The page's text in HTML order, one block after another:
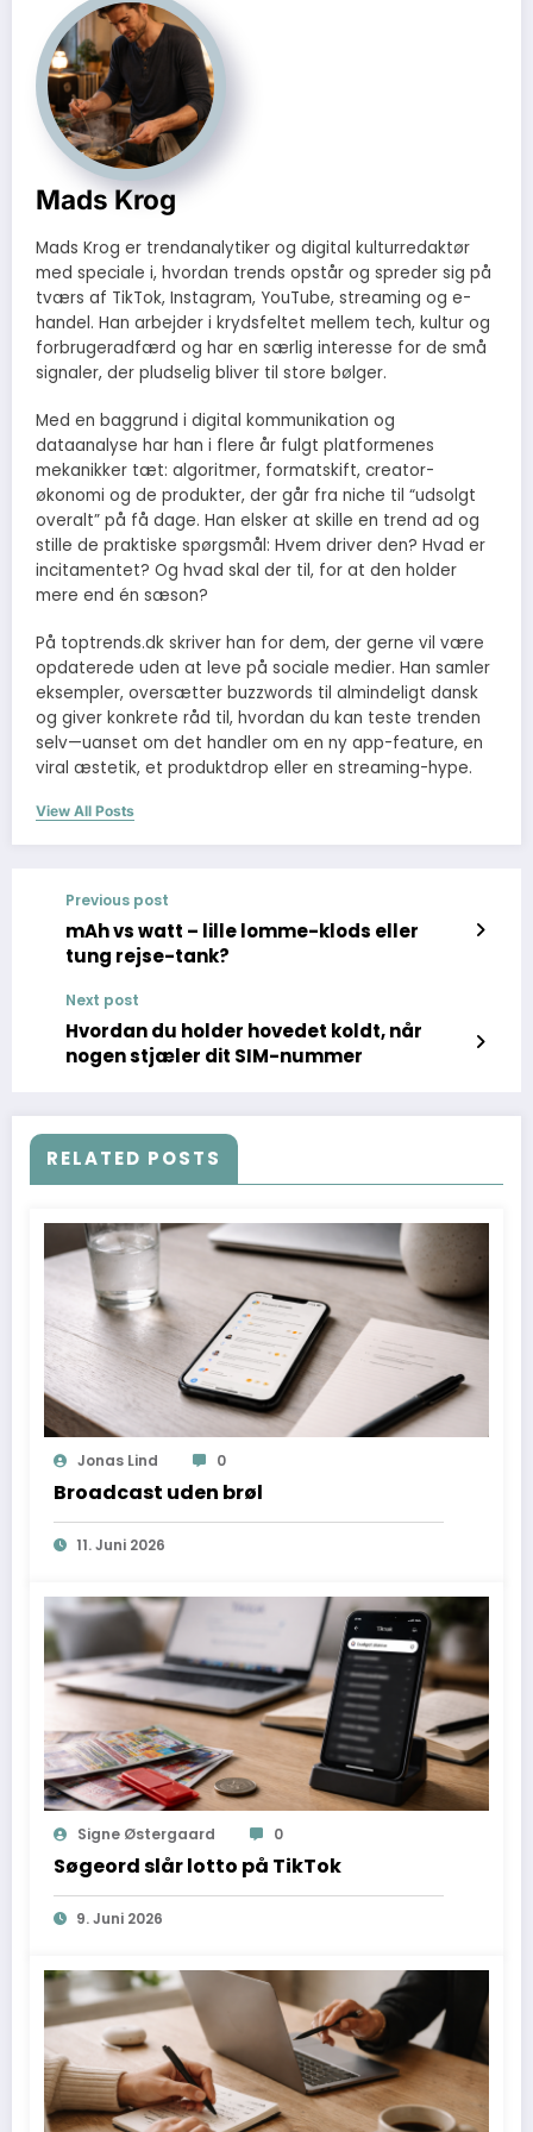
Mads Krog
Mads Krog er trendanalytiker og digital kulturredaktør
med speciale i, hvordan trends opstår og spreder sig på
tværs af TikTok, Instagram, YouTube, streaming og e-
handel. Han arbejder i krydsfeltet mellem tech, kultur og
forbrugeradfærd og har en særlig interesse for de små
signaler, der pludselig bliver til store bølger.
Med en baggrund i digital kommunikation og
dataanalyse har han i flere år fulgt platformenes
mekanikker tæt: algoritmer, formatskift, creator-
økonomi og de produkter, der går fra niche til “udsolgt
overalt” på få dage. Han elsker at skille en trend ad og
stille de praktiske spørgsmål: Hvem driver den? Hvad er
incitamentet? Og hvad skal der til, for at den holder
mere end én sæson?
På toptrends.dk skriver han for dem, der gerne vil være
opdaterede uden at leve på sociale medier. Han samler
eksempler, oversætter buzzwords til almindeligt dansk
og giver konkrete råd til, hvordan du kan teste trenden
selv—uanset om det handler om en ny app-feature, en
viral æstetik, et produktdrop eller en streaming-hype.
View All Posts
Previous post
mAh vs watt – lille lomme-klods eller
tung rejse-tank?
Next post
Hvordan du holder hovedet koldt, når
nogen stjæler dit SIM-nummer
RELATED POSTS
Jonas Lind 0
Broadcast uden brøl
11. Juni 2026
Signe Østergaard 0
Søgeord slår lotto på TikTok
9. Juni 2026